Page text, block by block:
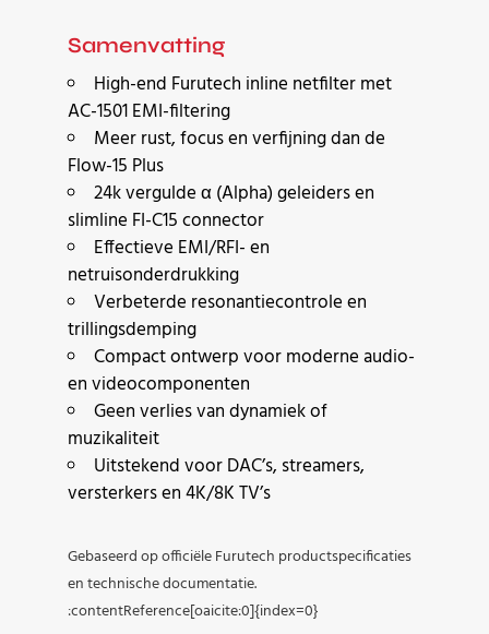
Samenvatting
High-end Furutech inline netfilter met
AC-1501 EMI-filtering
Meer rust, focus en verfijning dan de
Flow-15 Plus
24k vergulde α (Alpha) geleiders en
slimline FI-C15 connector
Effectieve EMI/RFI- en
netruisonderdrukking
Verbeterde resonantiecontrole en
trillingsdemping
Compact ontwerp voor moderne audio-
en videocomponenten
Geen verlies van dynamiek of
muzikaliteit
Uitstekend voor DAC’s, streamers,
versterkers en 4K/8K TV’s
Gebaseerd op officiële Furutech productspecificaties
en technische documentatie.
:contentReference[oaicite:0]{index=0}